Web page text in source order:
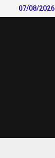
to
07/08/2026